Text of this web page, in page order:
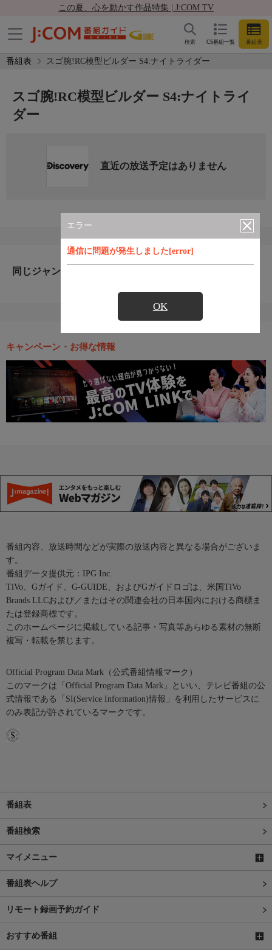
この夏、心を動かす作品特集 | J:COM TV
CS番組一覧 番組表
検索
番組表 スゴ腕!RC模型ビルダー S4:ナイトライダー
エラー
通信に問題が発生しました[error]
OK
スゴ腕!RC模型ビルダー S4:ナイトライ
ダー
直近の放送予定はありません
同じジャンルのおすすめ番組
キャンペーン・お得な情報
番組内容、放送時間などが実際の放送内容と異なる場合がございま
す。
番組データ提供元：IPG Inc.
TiVo、Gガイド、G-GUIDE、およびGガイドロゴは、米国TiVo
Brands LLCおよび／またはその関連会社の日本国内における商標ま
たは登録商標です。
このホームページに掲載している記事・写真等あらゆる素材の無断
複写・転載を禁じます。
Official Program Data Mark（公式番組情報マーク）
このマークは「Official Program Data Mark」といい、テレビ番組の公
式情報である「SI(Service Information)情報」を利用したサービスに
のみ表記が許されているマークです。
番組表
番組検索
マイメニュー
番組表ヘルプ
リモート録画予約ガイド
おすすめ番組